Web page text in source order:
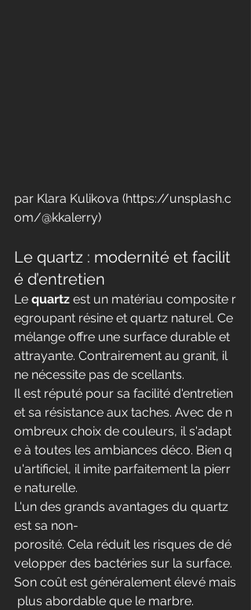
par Klara Kulikova (https://unsplash.c
om/@kkalerry)
Le quartz : modernité et facilit
é d’entretien
Le quartz est un matériau composite r
egroupant résine et quartz naturel. Ce
mélange offre une surface durable et
attrayante. Contrairement au granit, il
ne nécessite pas de scellants.
Il est réputé pour sa facilité d'entretien
et sa résistance aux taches. Avec de n
ombreux choix de couleurs, il s'adapt
e à toutes les ambiances déco. Bien q
u'artificiel, il imite parfaitement la pierr
e naturelle.
L'un des grands avantages du quartz
est sa non-
porosité. Cela réduit les risques de dé
velopper des bactéries sur la surface.
Son coût est généralement élevé mais
plus abordable que le marbre.